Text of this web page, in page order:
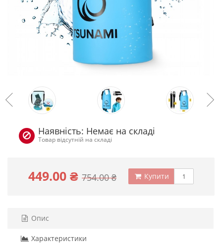
Наявність: Немає на складі
Товар відсутній на складі
449.00 ₴ 754.00 ₴ Купити
Опис
Характеристики